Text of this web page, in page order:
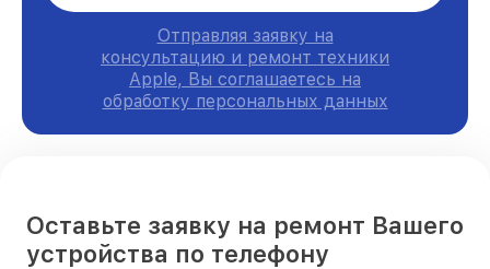
Отправляя заявку на
консультацию и ремонт техники
Apple, Вы соглашаетесь на
обработку персональных данных
Оставьте заявку на ремонт Вашего
устройства по телефону